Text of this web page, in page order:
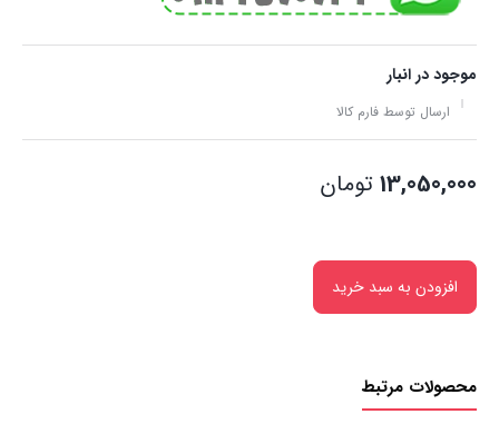
موجود در انبار
ارسال توسط فارم کالا
13,050,000 تومان
افزودن به سبد خرید
محصولات مرتبط